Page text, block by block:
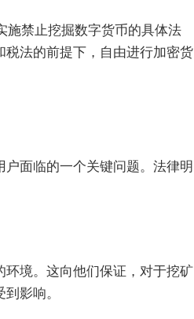
施禁止挖掘数字货币的具体法
法的前提下，自由进行加密货
面临的一个关键问题。法律明
境。这向他们保证，对于挖矿
影响。